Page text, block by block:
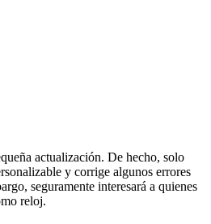
actualización. De hecho, solo
y corrige algunos errores
seguramente interesará a quienes
reloj.